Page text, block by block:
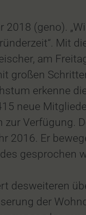
2018 (geno).
Mit
am
großen
erkenne
neue
zur Verfügung.
2016. Er
gesprochen
desweiteren
der